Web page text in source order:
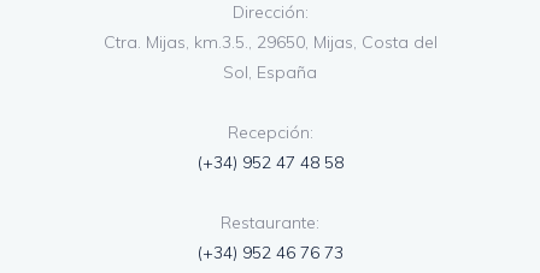
Dirección:
Ctra. Mijas, km.3.5., 29650, Mijas, Costa del
Sol, España
Recepción:
(+34) 952 47 48 58
Restaurante:
(+34) 952 46 76 73